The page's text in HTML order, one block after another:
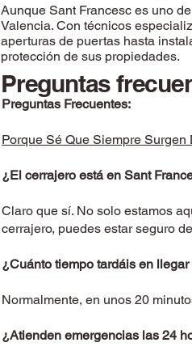
Aunque Sant Francesc es uno
Valencia. Con técnicos
aperturas de puertas hasta
protección de sus propiedades.
Preguntas
Preguntas Frecuentes:
Porque Sé Que Siempre Surgen
¿El cerrajero está en Sant
Claro que sí. No solo estamos
cerrajero, puedes estar seguro
¿Cuánto tiempo tardáis en
Normalmente, en unos 20
¿Atienden emergencias las 24